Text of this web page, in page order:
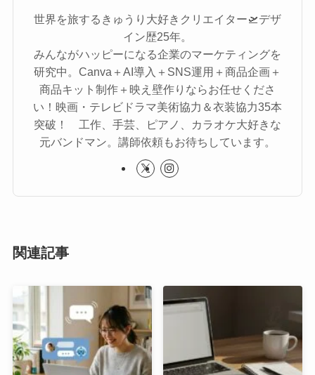
世界を旅するきゅうり大好きクリエイター🛫デザ
イン歴25年。
みんながハッピーになる企業のマーケティングを
研究中。Canva＋AI導入＋SNS運用＋商品企画＋
商品キット制作＋映え壁作りならお任せくださ
い！映画・テレビドラマ美術協力＆衣装協力35本
突破！ 工作、手芸、ピアノ、カラオケ大好きな
元バンドマン。講師依頼もお待ちしています。
関連記事